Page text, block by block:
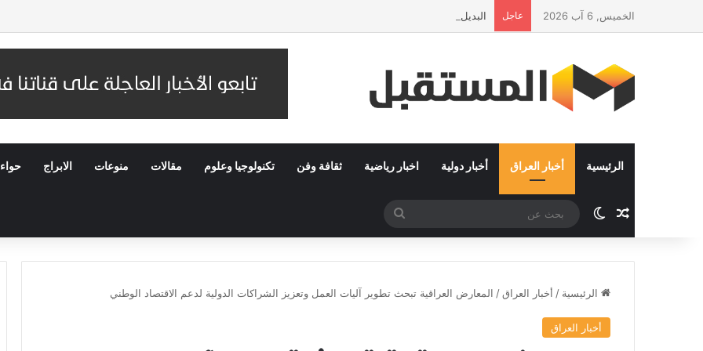
الخميس, 6 آب 2026 عاجل البديل عن ربيع عربي جديد : التمسك بالثوابت الديمقراطية ومقاومة الإلحاق بالقوى الأجنبية
الرئيسية أخبار العراق أخبار دولية اخبار رياضية ثقافة وفن تكنولوجيا وعلوم مقالات منوعات الابراج حواء
مقال عشوائي
الوضع المظلم
بحث
عن
الرئيسية / أخبار العراق/ المعارض العراقية تبحث تطوير آليات العمل وتعزيز الشراكات الدولية لدعم الاقتصاد الوطني
أخبار العراق